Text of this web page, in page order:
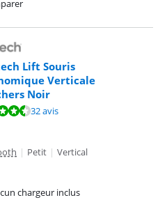
Lift Souris
Verticale
Noir
32 avis.32 avis
| Petit | Vertical
chargeur inclus